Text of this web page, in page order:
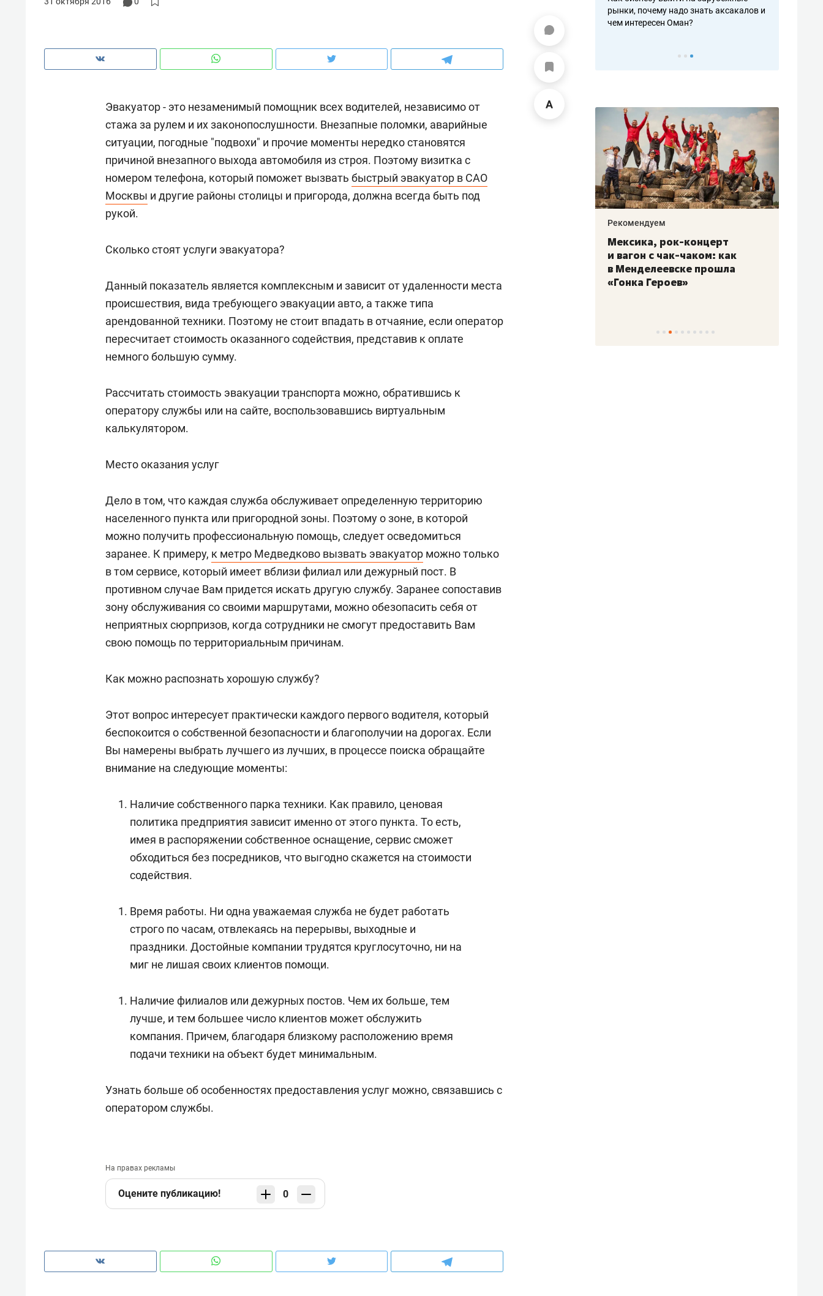
Эвакуатор - это незаменимый помощник всех водителей, независимо от
стажа за рулем и их законопослушности. Внезапные поломки, аварийные
ситуации, погодные "подвохи" и прочие моменты нередко становятся
причиной внезапного выхода автомобиля из строя. Поэтому визитка с
номером телефона, который поможет вызвать быстрый эвакуатор в САО
Москвы и другие районы столицы и пригорода, должна всегда быть под
рукой.
Сколько стоят услуги эвакуатора?
Данный показатель является комплексным и зависит от удаленности места
происшествия, вида требующего эвакуации авто, а также типа
арендованной техники. Поэтому не стоит впадать в отчаяние, если оператор
пересчитает стоимость оказанного содействия, представив к оплате
немного большую сумму.
Рассчитать стоимость эвакуации транспорта можно, обратившись к
оператору службы или на сайте, воспользовавшись виртуальным
калькулятором.
Место оказания услуг
Дело в том, что каждая служба обслуживает определенную территорию
населенного пункта или пригородной зоны. Поэтому о зоне, в которой
можно получить профессиональную помощь, следует осведомиться
заранее. К примеру, к метро Медведково вызвать эвакуатор можно только
в том сервисе, который имеет вблизи филиал или дежурный пост. В
противном случае Вам придется искать другую службу. Заранее сопоставив
зону обслуживания со своими маршрутами, можно обезопасить себя от
неприятных сюрпризов, когда сотрудники не смогут предоставить Вам
свою помощь по территориальным причинам.
Как можно распознать хорошую службу?
Этот вопрос интересует практически каждого первого водителя, который
беспокоится о собственной безопасности и благополучии на дорогах. Если
Вы намерены выбрать лучшего из лучших, в процессе поиска обращайте
внимание на следующие моменты:
Наличие собственного парка техники. Как правило, ценовая
политика предприятия зависит именно от этого пункта. То есть,
имея в распоряжении собственное оснащение, сервис сможет
обходиться без посредников, что выгодно скажется на стоимости
содействия.
Время работы. Ни одна уважаемая служба не будет работать
строго по часам, отвлекаясь на перерывы, выходные и
праздники. Достойные компании трудятся круглосуточно, ни на
миг не лишая своих клиентов помощи.
Наличие филиалов или дежурных постов. Чем их больше, тем
лучше, и тем большее число клиентов может обслужить
компания. Причем, благодаря близкому расположению время
подачи техники на объект будет минимальным.
Узнать больше об особенностях предоставления услуг можно, связавшись с
оператором службы.
На правах рекламы
Оцените публикацию! 0
рынки, почему надо знать аксакалов и
чем интересен Оман?
Рекомендуем
создают оазис жилого
ID вместо ключа: какой будет
состоянием как основа
Рекомендуем
Мексика, рок-концерт
и вагон с чак-чаком: как
в Менделеевске прошла
«Гонка Героев»